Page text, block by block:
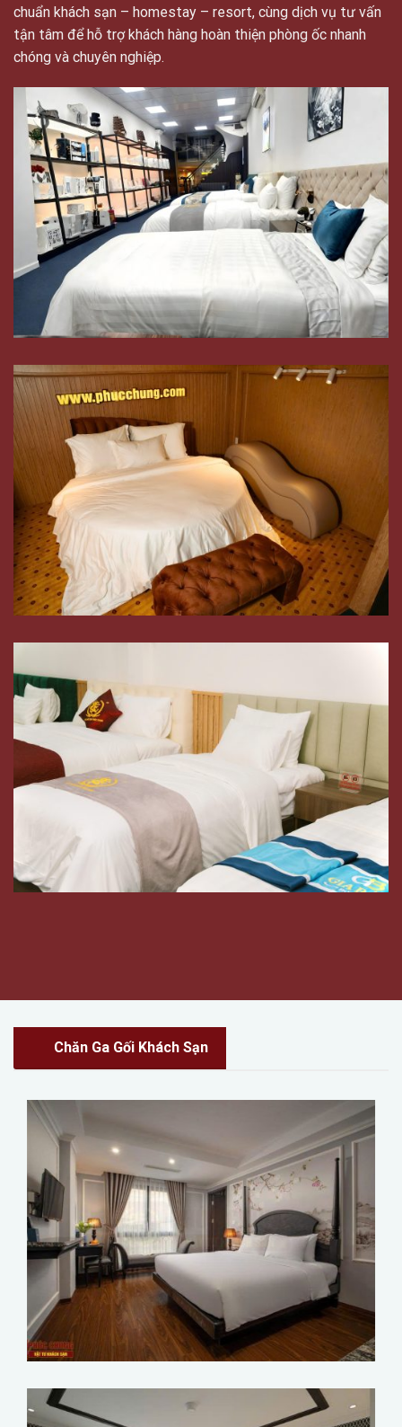
chuẩn khách sạn – homestay – resort, cùng dịch vụ tư vấn
tận tâm để hỗ trợ khách hàng hoàn thiện phòng ốc nhanh
chóng và chuyên nghiệp.
Chăn Ga Gối Khách Sạn